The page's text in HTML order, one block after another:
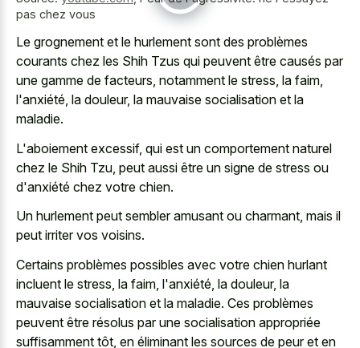
pas chez vous
Le grognement et le hurlement sont des problèmes
courants chez les Shih Tzus qui peuvent être causés par
une gamme de facteurs, notamment le stress, la faim,
l'anxiété, la douleur, la mauvaise socialisation et la
maladie.
L'aboiement excessif, qui est un comportement naturel
chez le Shih Tzu, peut aussi être un signe de stress ou
d'anxiété chez votre chien.
Un hurlement peut sembler amusant ou charmant, mais il
peut irriter vos voisins.
Certains problèmes possibles avec votre chien hurlant
incluent le stress, la faim, l'anxiété, la douleur, la
mauvaise socialisation et la maladie. Ces problèmes
peuvent être résolus par une socialisation appropriée
suffisamment tôt, en éliminant les sources de peur et en